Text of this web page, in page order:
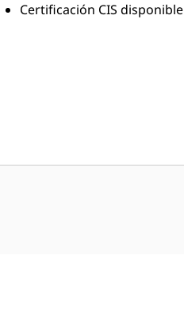
Certificación CIS disponible